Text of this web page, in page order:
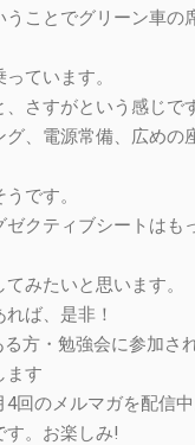
うことでグリーン車の
ています。
さすがという感じで
グ、電源常備、広めの
です。
ゼクティブシートはも
みたいと思います。
ば、是非！
る方・勉強会に参加さ
ます
回のメルマガを配信中
す。お楽しみ!